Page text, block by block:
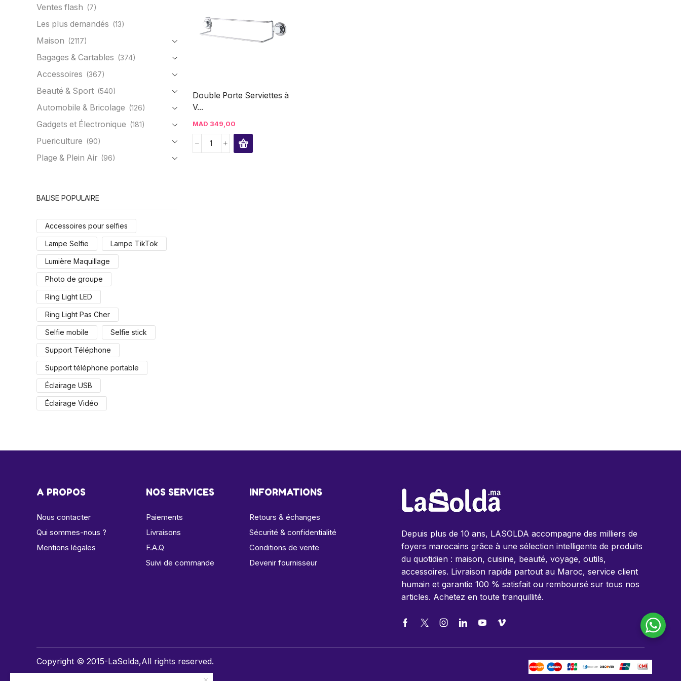
Double Porte Serviettes à
V...
MAD 349,00
Ventes flash (7)
Les plus demandés (13)
Maison (2117)
Bagages & Cartables (374)
Accessoires (367)
Beauté & Sport (540)
Automobile & Bricolage (126)
Gadgets et Électronique (181)
Puericulture (90)
Plage & Plein Air (96)
BALISE POPULAIRE
Accessoires pour selfies
Lampe Selfie Lampe TikTok
Lumière Maquillage
Photo de groupe
Ring Light LED
Ring Light Pas Cher
Selfie mobile Selfie stick
Support Téléphone
Support téléphone portable
Éclairage USB
Éclairage Vidéo
A PROPOS
Nous contacter
Qui sommes-nous ?
Mentions légales
NOS SERVICES
Paiements
Livraisons
F.A.Q
Suivi de commande
INFORMATIONS
Retours & échanges
Sécurité & confidentialité
Conditions de vente
Devenir fournisseur
Depuis plus de 10 ans, LASOLDA accompagne des milliers de
foyers marocains grâce à une sélection intelligente de produits
du quotidien : maison, cuisine, beauté, voyage, outils,
accessoires. Livraison rapide partout au Maroc, service client
humain et garantie 100 % satisfait ou remboursé sur tous nos
articles. Achetez en toute tranquillité.
Copyright © 2015-LaSolda,All rights reserved.